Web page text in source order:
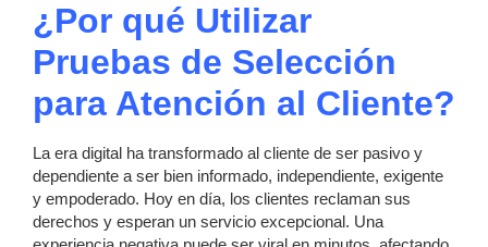
¿Por qué Utilizar
Pruebas de Selección
para Atención al Cliente?
La era digital ha transformado al cliente de ser pasivo y
dependiente a ser bien informado, independiente, exigente
y empoderado. Hoy en día, los clientes reclaman sus
derechos y esperan un servicio excepcional. Una